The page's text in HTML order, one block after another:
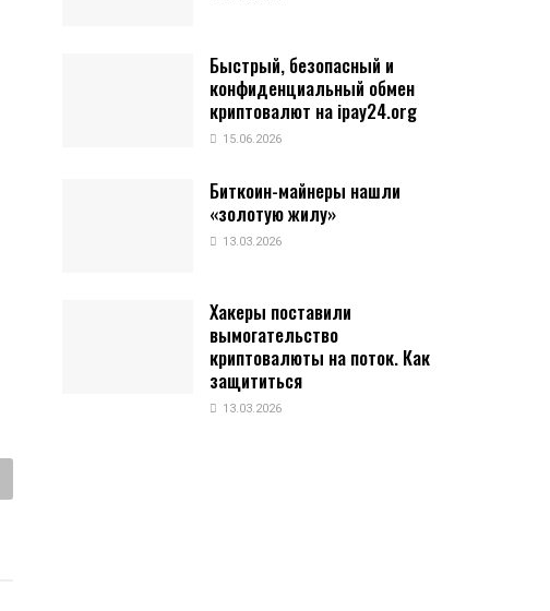
Быстрый, безопасный и
конфиденциальный обмен
криптовалют на ipay24.org
15.06.2026
Биткоин-майнеры нашли
«золотую жилу»
13.03.2026
Хакеры поставили
вымогательство
криптовалюты на поток. Как
защититься
13.03.2026